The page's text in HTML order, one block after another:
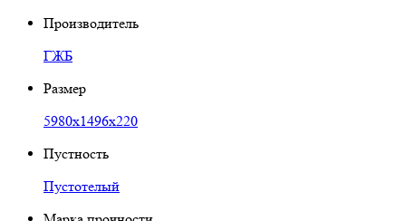
Производитель
ГЖБ
Размер
5980х1496х220
Пустность
Пустотелый